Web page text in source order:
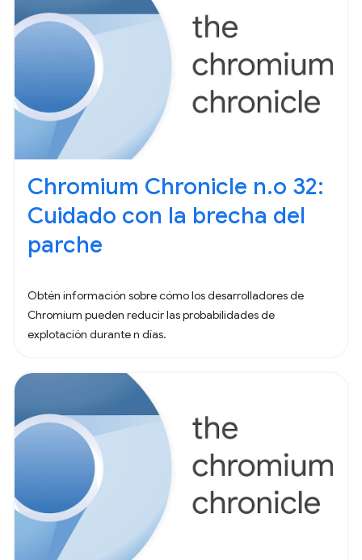
Chromium Chronicle n.o 32:
Cuidado con la brecha del
parche
Obtén información sobre cómo los desarrolladores de
Chromium pueden reducir las probabilidades de
explotación durante n días.